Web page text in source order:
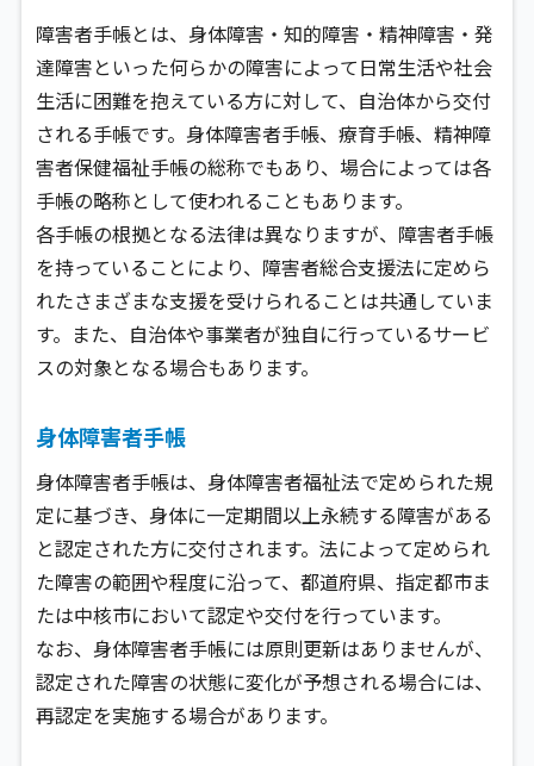
障害者手帳とは、身体障害・知的障害・精神障害・発
達障害といった何らかの障害によって日常生活や社会
生活に困難を抱えている方に対して、自治体から交付
される手帳です。身体障害者手帳、療育手帳、精神障
害者保健福祉手帳の総称でもあり、場合によっては各
手帳の略称として使われることもあります。
各手帳の根拠となる法律は異なりますが、障害者手帳
を持っていることにより、障害者総合支援法に定めら
れたさまざまな支援を受けられることは共通していま
す。また、自治体や事業者が独自に行っているサービ
スの対象となる場合もあります。
身体障害者手帳
身体障害者手帳は、身体障害者福祉法で定められた規
定に基づき、身体に一定期間以上永続する障害がある
と認定された方に交付されます。法によって定められ
た障害の範囲や程度に沿って、都道府県、指定都市ま
たは中核市において認定や交付を行っています。
なお、身体障害者手帳には原則更新はありませんが、
認定された障害の状態に変化が予想される場合には、
再認定を実施する場合があります。